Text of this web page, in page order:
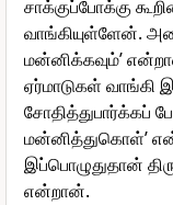
சாக்குப்போக்கு
வாங்கியுள்ளேன்.
மன்னிக்கவும்’
ஏர்மாடுகள்
சோதித்துபார்க்கப்
மன்னித்துகொள்’
இப்பொழுதுதான்
என்றான்.